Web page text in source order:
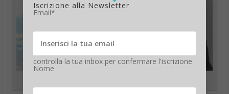
Iscrizione alla Newsletter
Email*
controlla la tua inbox per confermare l'iscrizione
Nome